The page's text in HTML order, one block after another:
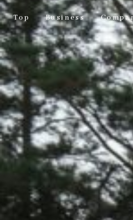
Top Business